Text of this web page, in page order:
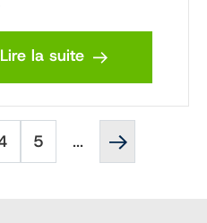
Lire la suite
5 ...
suivante